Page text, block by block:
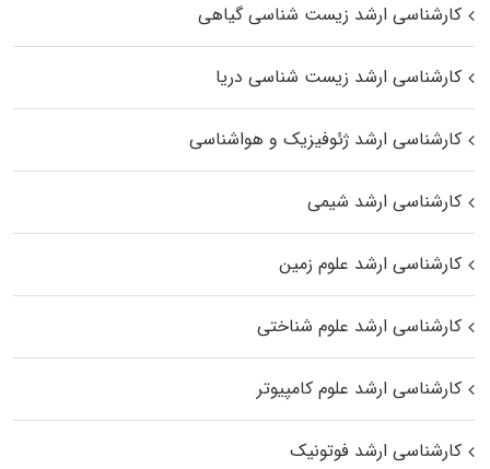
کارشناسی ارشد زیست‌ شناسی گیاهی
کارشناسی ارشد زیست‌ شناسی دریا
کارشناسی ارشد ژئوفیزیک و هواشناسی
کارشناسی ارشد شیمی
کارشناسی ارشد علوم زمین
کارشناسی ارشد علوم شناختی
کارشناسی ارشد علوم کامپیوتر
کارشناسی ارشد فوتونیک